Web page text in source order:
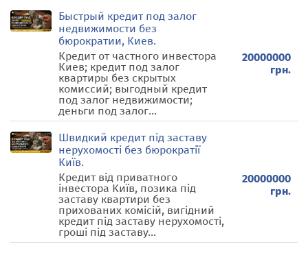
Быстрый кредит под залог
недвижимости без
бюрократии, Киев.
Кредит от частного инвестора
Киев; кредит под залог
квартиры без скрытых
комиссий; выгодный кредит
под залог недвижимости;
деньги под залог...
20000000
грн.
Швидкий кредит під заставу
нерухомості без бюрократії
Київ.
Кредит від приватного
інвестора Київ, позика під
заставу квартири без
прихованих комісій, вигідний
кредит під заставу нерухомості,
гроші під заставу...
20000000
грн.